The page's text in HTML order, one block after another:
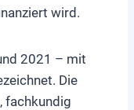
wird.
2021 – mit
Die
fachkundig